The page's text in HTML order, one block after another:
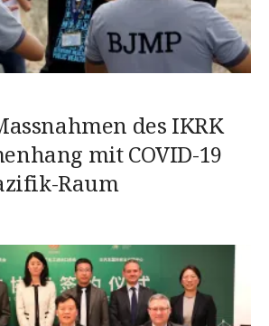
des IKRK
mit COVID-19
Raum